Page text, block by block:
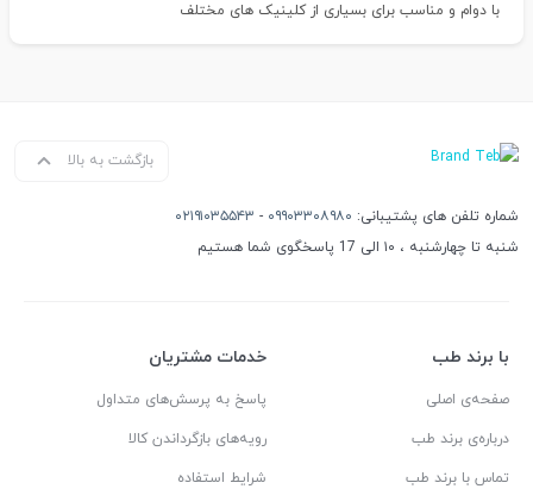
با دوام و مناسب برای بسیاری از کلینیک های مختلف
بازگشت به بالا
شماره تلفن های پشتیبانی: ۰۹۹۰۳۳۰۸۹۸۰ - ۰۲۱۹۱۰۳۵۵۴۳
شنبه تا چهارشنبه ، ۱۰ الی 17 پاسخگوی شما هستیم
با برند طب
صفحه‌ی اصلی
درباره‌ی برند طب
تماس با برند طب
خدمات مشتریان
پاسخ به پرسش‌های متداول
رویه‌های بازگرداندن کالا
شرایط استفاده